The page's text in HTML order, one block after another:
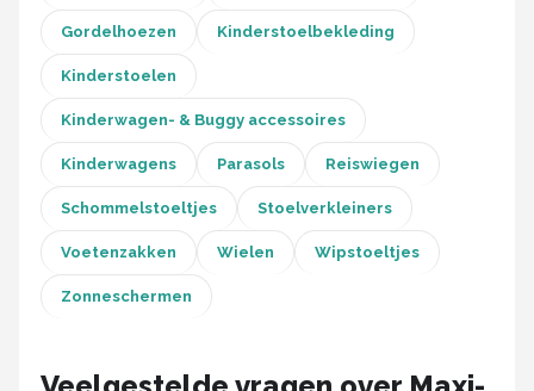
Gordelhoezen Kinderstoelbekleding
Kinderstoelen
Kinderwagen- & Buggy accessoires
Kinderwagens Parasols Reiswiegen
Schommelstoeltjes Stoelverkleiners
Voetenzakken Wielen Wipstoeltjes
Zonneschermen